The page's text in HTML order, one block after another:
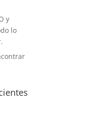
y
lo